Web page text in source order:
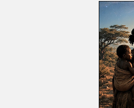
De